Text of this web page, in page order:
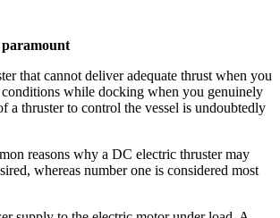
that cannot deliver adequate thrust when you
while docking when you genuinely
a thruster to control the vessel is undoubtedly
reasons why a DC electric thruster may
whereas number one is considered most